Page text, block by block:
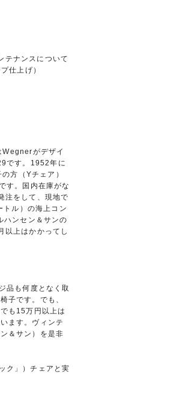
がデザイ
です。1952年に
方（Yチェア）
す。国内在庫がな
注をして、現地で
ル）の海上コン
ハンセン＆サンの
以上はかかってし
品も何度となく取
子です。でも、
も15万円以上は
ます。ヴィンテ
＆サン）を是非
ク」）チェアと実